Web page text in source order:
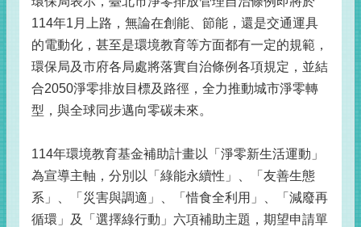
114年1月上路，無論在創能、節能，還是交通運具
的電動化，甚至是環境教育等方面都有一定的規範，
環保局及市府各局處將落實自治條例各項規定，並結
合2050淨零排放目標及路徑，全力推動城市淨零轉
型，與全球同步邁向零碳未來。
114年環境教育基金補助計畫以「淨零新生活運動」
為宣導主軸，分別以「綠能永續性」、「友善生態
系」、「災害與調適」、「惜食全利用」、「減廢再
循環」及「選擇綠行動」六項補助主題，期望申請單